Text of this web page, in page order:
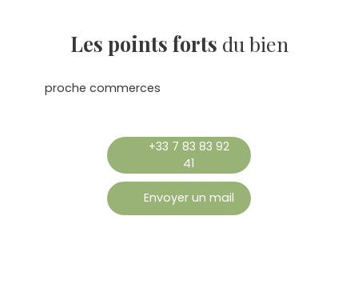
Les points forts du bien
proche commerces
+33 7 83 83 92
41
Envoyer un mail